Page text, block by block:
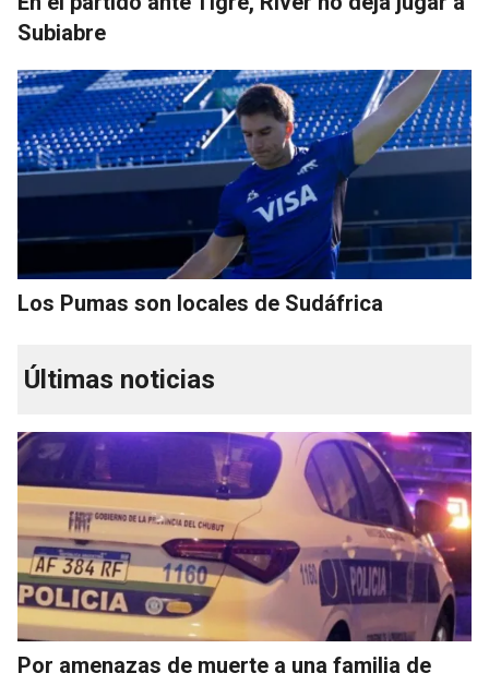
Subiabre
Los Pumas son locales de Sudáfrica
Últimas noticias
Por amenazas de muerte a una familia de